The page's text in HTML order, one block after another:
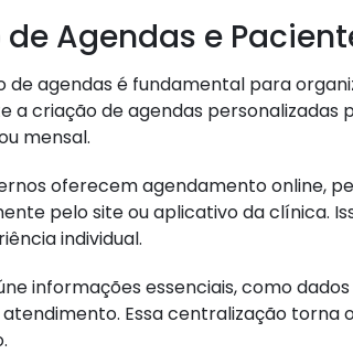
Agendas e
agendas é fundamental para
a criação de agendas personalizadas
mensal.
oferecem agendamento online,
pelo site ou aplicativo da clínica.
individual.
informações essenciais, como
Essa centralização torna